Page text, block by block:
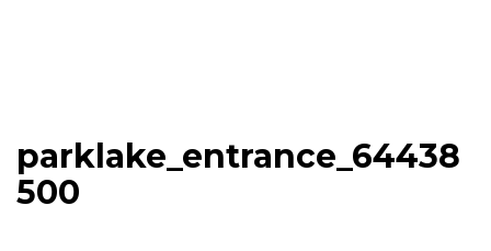
parklake_entrance_64438
500